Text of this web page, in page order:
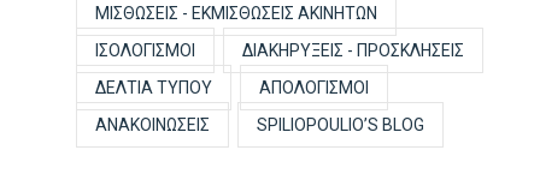
ΜΙΣΘΏΣΕΙΣ - ΕΚΜΙΣΘΏΣΕΙΣ ΑΚΙΝΉΤΩΝ
ΙΣΟΛΟΓΙΣΜΟΊ
ΔΙΑΚΗΡΎΞΕΙΣ - ΠΡΟΣΚΛΉΣΕΙΣ
ΔΕΛΤΊΑ ΤΎΠΟΥ
ΑΠΟΛΟΓΙΣΜΟΊ
ΑΝΑΚΟΙΝΏΣΕΙΣ
SPILIOPOULIO’S BLOG